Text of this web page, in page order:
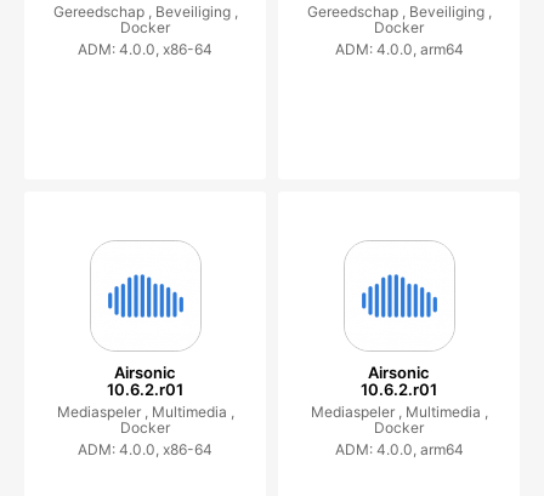
Gereedschap , Beveiliging ,
Docker
ADM: 4.0.0, x86-64
Gereedschap , Beveiliging ,
Docker
ADM: 4.0.0, arm64
Airsonic
10.6.2.r01
Mediaspeler , Multimedia ,
Docker
ADM: 4.0.0, x86-64
Airsonic
10.6.2.r01
Mediaspeler , Multimedia ,
Docker
ADM: 4.0.0, arm64